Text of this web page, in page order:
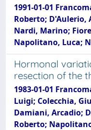
1991-01-01
Roberto; D'Aulerio,
Nardi, Marino;
Napolitano, Luca;
Hormonal
resection of the
1983-01-01
Luigi; Colecchia,
Damiani, Arcadio;
Roberto;